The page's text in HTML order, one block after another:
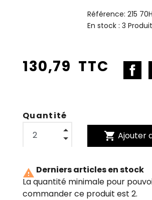
Référence:215
En stock :3
130,79 TTC
Quantité
shopping_cart Ajouter
 Derniers articles en stock
La quantité minimale pour
commander ce produit est 2.